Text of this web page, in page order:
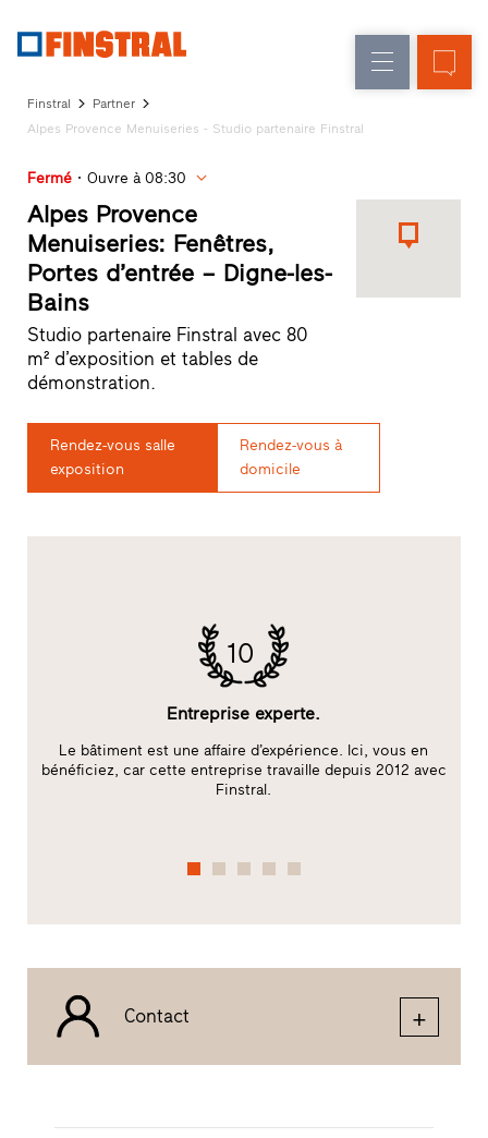
Portes
Parois
vitrées
Construction
Service
Programme
partenaires
Recherche
de
distributeurs
Accès
rapides
Finstral
Partner
Alpes Provence Menuiseries - Studio partenaire Finstral
Fermé Ouvre à 08:30
Alpes Provence
Menuiseries: Fenêtres,
Portes d’entrée – Digne-les-
Bains
Studio partenaire Finstral avec 80
m² d’exposition et tables de
démonstration.
Rendez-vous salle
exposition
Rendez-vous à
domicile
10
Entreprise experte.
Le bâtiment est une affaire d’expérience. Ici, vous en
bénéficiez, car cette entreprise travaille depuis 2012 avec
Finstral.
Contact